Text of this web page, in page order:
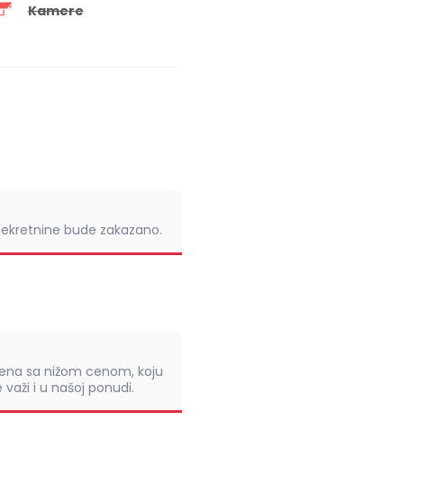
Kamere
bude zakazano.
sa nižom cenom, koju
i u našoj ponudi.